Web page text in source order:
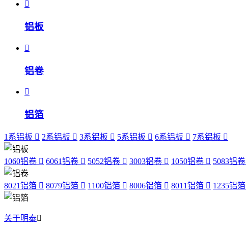
铝板
铝卷
铝箔
1系铝板 2系铝板 3系铝板 5系铝板 6系铝板 7系铝板
1060铝卷 6061铝卷 5052铝卷 3003铝卷 1050铝卷 5083铝卷
8021铝箔 8079铝箔 1100铝箔 8006铝箔 8011铝箔 1235铝箔
关于明泰